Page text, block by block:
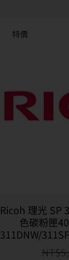
特價
Ricoh 理光 SP
色碳粉匣
311DNW/
NT$